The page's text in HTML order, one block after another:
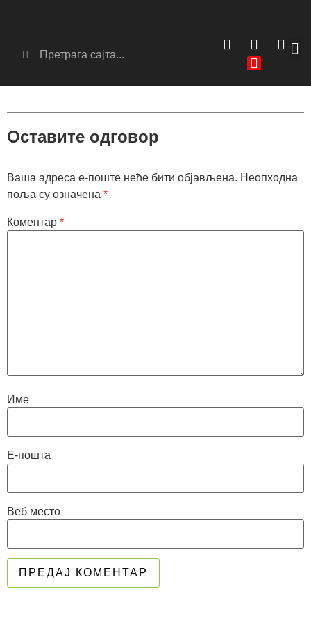
Оставите одговор
Ваша адреса е-поште неће бити објављена. Неопходна
поља су означена *
Коментар *
Име
Е-пошта
Веб место